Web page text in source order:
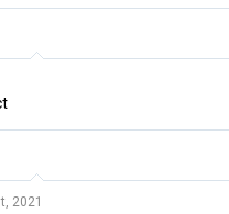
2021